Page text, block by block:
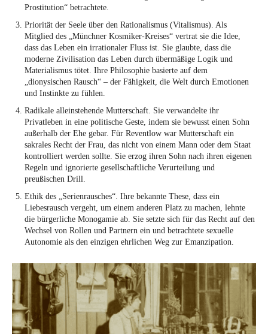
Prostitution“ betrachtete.
Priorität der Seele über den Rationalismus (Vitalismus). Als
Mitglied des „Münchner Kosmiker-Kreises“ vertrat sie die Idee,
dass das Leben ein irrationaler Fluss ist. Sie glaubte, dass die
moderne Zivilisation das Leben durch übermäßige Logik und
Materialismus tötet. Ihre Philosophie basierte auf dem
„dionysischen Rausch“ – der Fähigkeit, die Welt durch Emotionen
und Instinkte zu fühlen.
Radikale alleinstehende Mutterschaft. Sie verwandelte ihr
Privatleben in eine politische Geste, indem sie bewusst einen Sohn
außerhalb der Ehe gebar. Für Reventlow war Mutterschaft ein
sakrales Recht der Frau, das nicht von einem Mann oder dem Staat
kontrolliert werden sollte. Sie erzog ihren Sohn nach ihren eigenen
Regeln und ignorierte gesellschaftliche Verurteilung und
preußischen Drill.
Ethik des „Serienrausches“. Ihre bekannte These, dass ein
Liebesrausch vergeht, um einem anderen Platz zu machen, lehnte
die bürgerliche Monogamie ab. Sie setzte sich für das Recht auf den
Wechsel von Rollen und Partnern ein und betrachtete sexuelle
Autonomie als den einzigen ehrlichen Weg zur Emanzipation.